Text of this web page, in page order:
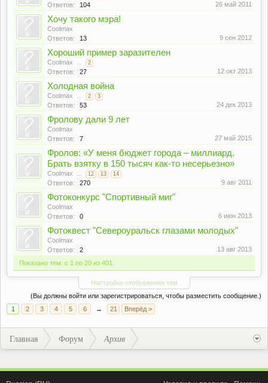
Ответов: 104 26 май 2011
Хочу такого мэра!
Coolmax
Ответов:
13 9 сен 2012
Хороший пример заразителен
Coolmax ... 2
Ответов: 27 12 окт 2013
Холодная война
Coolmax ... 2 3
Ответов: 53 24 дек 2013
Фролову дали 9 лет
Coolmax
Ответов:
7 27 май 2015
Фролов: «У меня бюджет города – миллиард.
Брать взятку в 150 тысяч как-то несерьезно»
Coolmax ... 12 13 14
Ответов: 270 9 авг 2011
Фотоконкурс "Спортивный миг"
Coolmax
Ответов:
0 6 июн 2013
Фотоквест "Североуральск глазами молодых"
Coolmax
Ответов:
2
13 авг 2013
Показано тем: с 1 по 20 из 401.
Настройки отображения тем
(Вы должны войти или зарегистрироваться, чтобы разместить сообщение.)
1
2 3 4 5 6 → 21 Вперёд >
Главная Форум Архив